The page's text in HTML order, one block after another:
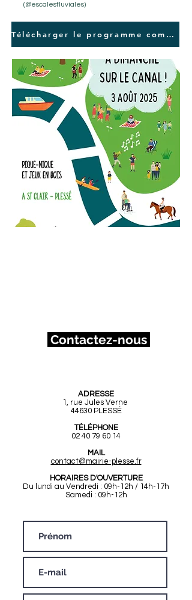
(@escalesfluviales)
Télécharger le programme complet
Contactez-nous
ADRESSE
1, rue Jules Verne
44630 PLESSÉ
TÉLÉPHONE
02 40 79 60 14
MAIL
contact@mairie-plesse.fr
HORAIRES D'OUVERTURE
Du lundi au Vendredi : 09h-12h / 14h-17h
Samedi : 09h-12h